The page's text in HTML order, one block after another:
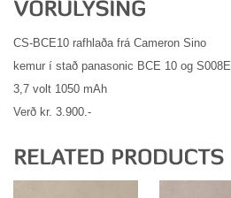
CS-BCE10 rafhlaða frá Cameron Sino
kemur í stað panasonic BCE 10 og S008E
3,7 volt 1050 mAh
Verð kr. 3.900.-